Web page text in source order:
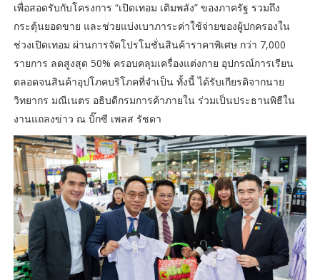
เพื่อสอดรับกับโครงการ “เปิดเทอม เติมพลัง” ของภาครัฐ รวมถึง
กระตุ้นยอดขาย และช่วยแบ่งเบาภาระค่าใช้จ่ายของผู้ปกครองใน
ช่วงเปิดเทอม ผ่านการจัดโปรโมชั่นสินค้าราคาพิเศษ กว่า 7,000
รายการ ลดสูงสุด 50% ครอบคลุมเครื่องแต่งกาย อุปกรณ์การเรียน
ตลอดจนสินค้าอุปโภคบริโภคที่จำเป็น ทั้งนี้ ได้รับเกียรติจากนาย
วิทยากร มณีเนตร อธิบดีกรมการค้าภายใน ร่วมเป็นประธานพิธีใน
งานแถลงข่าว ณ บิ๊กซี เพลส รัชดา